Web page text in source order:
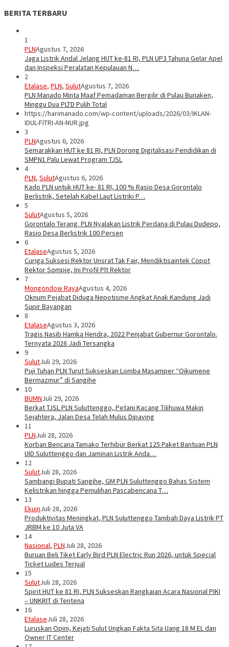
BERITA TERBARU
1
PLNAgustus 7, 2026
Jaga Listrik Andal Jelang HUT ke-81 RI, PLN UP3 Tahuna Gelar Apel
dan Inspeksi Peralatan Kepulauan N…
2
Etalase, PLN, SulutAgustus 7, 2026
PLN Manado Minta Maaf Pemadaman Bergilir di Pulau Bunaken,
Minggu Dua PLTD Pulih Total
https://harimanado.com/wp-content/uploads/2026/03/IKLAN-
IDUL-FITRI-AN-NUR.jpg
3
PLNAgustus 6, 2026
Semarakkan HUT ke 81 RI, PLN Dorong Digitalisasi Pendidikan di
SMPN1 Palu Lewat Program TJSL
4
PLN, SulutAgustus 6, 2026
Kado PLN untuk HUT ke- 81 RI, 100 % Rasio Desa Gorontalo
Berlistrik, Setelah Kabel Laut Listriki P…
5
SulutAgustus 5, 2026
Gorontalo Terang. PLN Nyalakan Listrik Perdana di Pulau Dudepo,
Rasio Desa Berlistrik 100 Persen
6
EtalaseAgustus 5, 2026
Curiga Suksesi Rektor Unsrat Tak Fair, Mendiktisaintek Copot
Rektor Sompie, Ini Profil Plt Rektor
7
Mongondow RayaAgustus 4, 2026
Oknum Pejabat Diduga Nepotisme Angkat Anak Kandung Jadi
Supir Bayangan
8
EtalaseAgustus 3, 2026
Tragis Nasib Hamka Hendra, 2022 Penjabat Gubernur Gorontalo.
Ternyata 2026 Jadi Tersangka
9
SulutJuli 29, 2026
Puji Tuhan PLN Turut Sukseskan Lomba Masamper “Oikumene
Bermazmur” di Sangihe
10
BUMNJuli 29, 2026
Berkat TJSL PLN Suluttenggo, Petani Kacang Tilihuwa Makin
Sejahtera, Jalan Desa Telah Mulus Dipaving
11
PLNJuli 28, 2026
Korban Bencana Tamako Terhibur Berkat 125 Paket Bantuan PLN
UID Suluttenggo dan Jaminan Listrik Anda…
12
SulutJuli 28, 2026
Sambangi Bupati Sangihe, GM PLN Suluttenggo Bahas Sistem
Kelistrikan hingga Pemulihan Pascabencana T…
13
EkuinJuli 28, 2026
Produktivitas Meningkat, PLN Suluttenggo Tambah Daya Listrik PT
JRBM ke 10 Juta VA
14
Nasional, PLNJuli 28, 2026
Buruan Beli Tiket Early Bird PLN Electric Run 2026, untuk Special
Ticket Ludes Terjual
15
SulutJuli 28, 2026
Spirit HUT ke 81 RI, PLN Sukseskan Rangkaian Acara Nasional PIKI
– UNKRIT di Tentena
16
EtalaseJuli 28, 2026
Luruskan Opini, Kejati Sulut Ungkap Fakta Sita Uang 18 M EL dan
Owner IT Center